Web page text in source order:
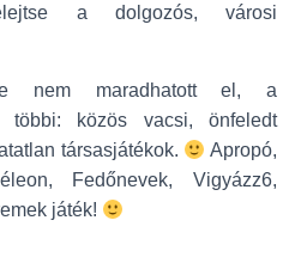
a dolgozós, városi
nem maradhatott el, a
többi: közös vacsi, önfeledt
társasjátékok.
Apropó,
Fedőnevek, Vigyázz6,
játék!